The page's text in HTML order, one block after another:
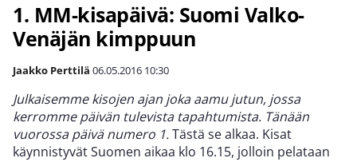
1. MM-kisapäivä: Suomi Valko-
Venäjän kimppuun
Jaakko Perttilä 06.05.2016 10:30
Julkaisemme kisojen ajan joka aamu jutun, jossa
kerromme päivän tulevista tapahtumista. Tänään
vuorossa päivä numero 1.Tästä se alkaa. Kisat
käynnistyvät Suomen aikaa klo 16.15, jolloin pelataan